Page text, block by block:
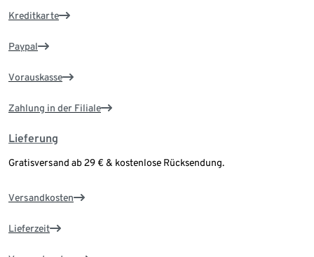
Kreditkarte
Paypal
Vorauskasse
Zahlung in der Filiale
Lieferung
Gratisversand ab 29 € & kostenlose Rücksendung.
Versandkosten
Lieferzeit